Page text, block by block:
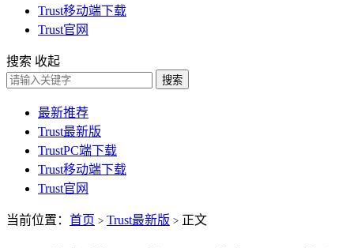
Trust移动端下载
Trust官网
搜索 收起
搜索
最新推荐
Trust最新版
TrustPC端下载
Trust移动端下载
Trust官网
当前位置： 首页 > Trust最新版 > 正文